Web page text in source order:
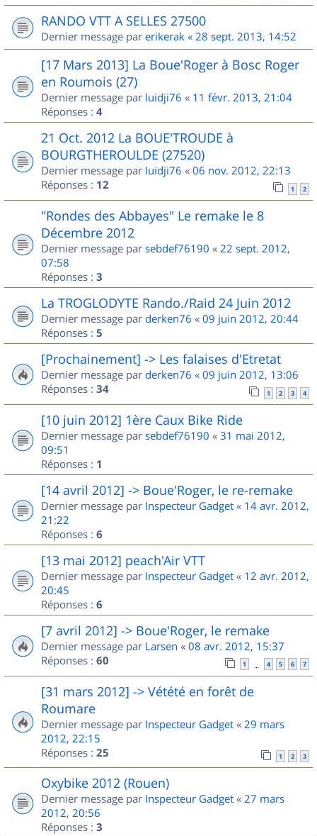
RANDO VTT A SELLES 27500
Dernier message par erikerak « 28 sept. 2013, 14:52
[17 Mars 2013] La Boue'Roger à Bosc Roger
en Roumois (27)
Dernier message par luidji76 « 11 févr. 2013, 21:04
Réponses : 4
21 Oct. 2012 La BOUE'TROUDE à
BOURGTHEROULDE (27520)
Dernier message par luidji76 « 06 nov. 2012, 22:13
Réponses : 12 1 2
"Rondes des Abbayes" Le remake le 8
Décembre 2012
Dernier message par sebdef76190 « 22 sept. 2012,
07:58
Réponses : 3
La TROGLODYTE Rando./Raid 24 Juin 2012
Dernier message par derken76 « 09 juin 2012, 20:44
Réponses : 5
[Prochainement] -> Les falaises d'Etretat
Dernier message par derken76 « 09 juin 2012, 13:06
Réponses : 34 1 2 3 4
[10 juin 2012] 1ère Caux Bike Ride
Dernier message par sebdef76190 « 31 mai 2012,
09:51
Réponses : 1
[14 avril 2012] -> Boue'Roger, le re-remake
Dernier message par Inspecteur Gadget « 14 avr. 2012,
21:22
Réponses : 6
[13 mai 2012] peach'Air VTT
Dernier message par Inspecteur Gadget « 12 avr. 2012,
20:45
Réponses : 6
[7 avril 2012] -> Boue'Roger, le remake
Dernier message par Larsen « 08 avr. 2012, 15:37
Réponses : 60 1 … 4 5 6 7
[31 mars 2012] -> Vétété en forêt de
Roumare
Dernier message par Inspecteur Gadget « 29 mars
2012, 22:15
Réponses : 25 1 2 3
Oxybike 2012 (Rouen)
Dernier message par Inspecteur Gadget « 27 mars
2012, 20:56
Réponses : 3